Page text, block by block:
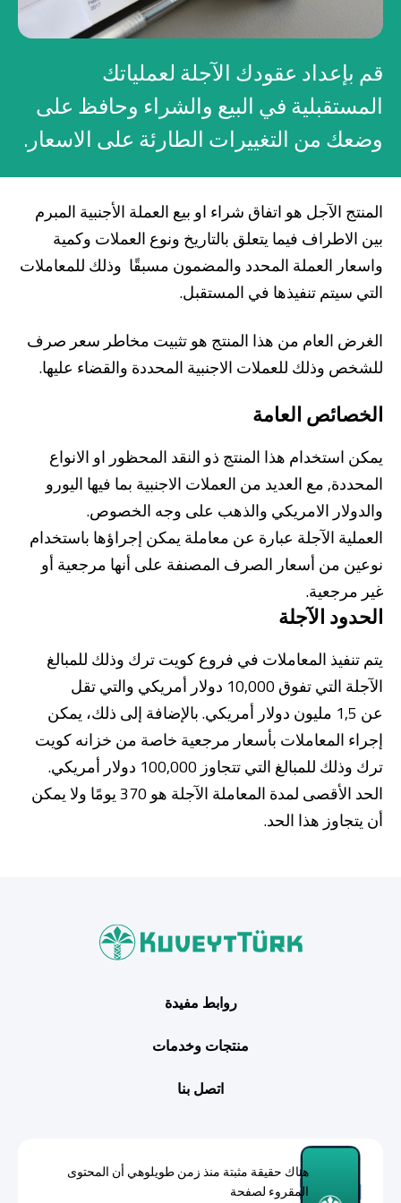
من نحن بوابة التمويل
مركز رضا العملاء
الفروع وأجهزة الصراف الآلي
Türkçe
English
من نحن بوابة التمويل علاقات المستثمرين
مركز رضا العملاء
الفروع وأجهزة الصراف الآلي
رسوم المنتجات والخدمات
Türkçe
English
صناديق الاستثمار
شركات
بطاقة بزنس بلاس
المزايا الضريبية
الائتمان الإيجاري
الحلول الخاصة بالقطاعات
قم بإعداد عقودك الآجلة لعملياتك
المستقبلية في البيع والشراء وحافظ على
وضعك من التغييرات الطارئة على الاسعار.
المنتج الآجل هو اتفاق شراء او بيع العملة الأجنبية المبرم
بين الاطراف فيما يتعلق بالتاريخ ونوع العملات وكمية
واسعار العملة المحدد والمضمون مسبقًا وذلك للمعاملات
التي سيتم تنفيذها في المستقبل.
الغرض العام من هذا المنتج هو تثبيت مخاطر سعر صرف
للشخص وذلك للعملات الاجنبية المحددة والقضاء عليها.
الخصائص العامة
يمكن استخدام هذا المنتج ذو النقد المحظور او الانواع
المحددة, مع العديد من العملات الاجنبية بما فيها اليورو
والدولار الامريكي والذهب على وجه الخصوص.
العملية الآجلة عبارة عن معاملة يمكن إجراؤها باستخدام
نوعين من أسعار الصرف المصنفة على أنها مرجعية أو
غير مرجعية.
الحدود الآجلة
يتم تنفيذ المعاملات في فروع كويت ترك وذلك للمبالغ
الآجلة التي تفوق 10,000 دولار أمريكي والتي تقل
عن 1,5 مليون دولار أمريكي. بالإضافة إلى ذلك، يمكن
إجراء المعاملات بأسعار مرجعية خاصة من خزانه كويت
ترك وذلك للمبالغ التي تتجاوز 100,000 دولار أمريكي.
الحد الأقصى لمدة المعاملة الآجلة هو 370 يومًا ولا يمكن
أن يتجاوز هذا الحد.
روابط مفيدة
منتجات وخدمات
اتصل بنا
هناك حقيقة مثبتة منذ زمن طويلوهي أن المحتوى
المقروء لصفحة